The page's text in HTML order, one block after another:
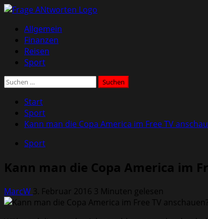
Zum
springen
Primäres
Menü
Allgemein
Finanzen
Reisen
Sport
Suchen
Start
Sport
Kann man die Copa America im Free TV
Sport
Kann man die Copa America im
MarcW 3. Februar 2016 3 Minuten gelesen